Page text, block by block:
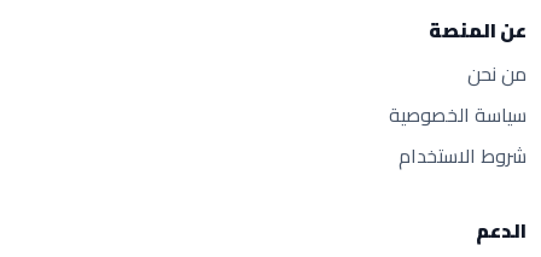
عن المنصة
من نحن
سياسة الخصوصية
شروط الاستخدام
الدعم